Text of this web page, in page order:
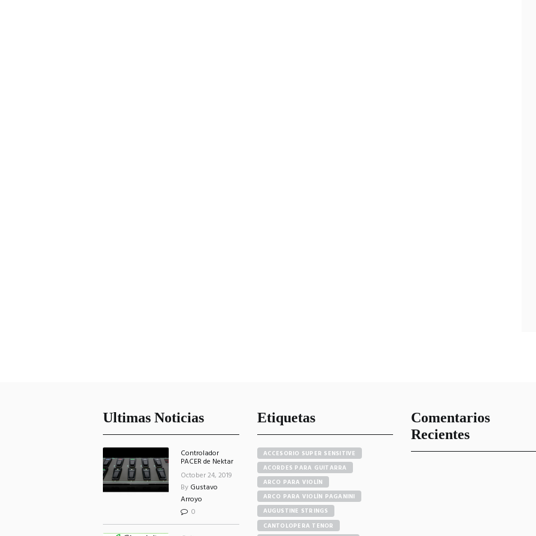
Ultimas Noticias
Controlador
PACER de Nektar
October 24, 2019
By Gustavo
Arroyo
0
Etiquetas
ACCESORIO SUPER SENSITIVE
ACORDES PARA GUITARRA
ARCO PARA VIOLÍN
ARCO PARA VIOLÍN PAGANINI
AUGUSTINE STRINGS
CANTOLOPERA TENOR
Comentarios
Recientes